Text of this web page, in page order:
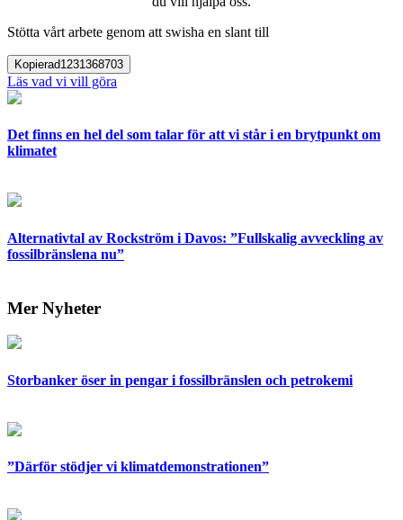
Stötta vårt arbete genom att swisha en slant till
Kopierad1231368703
Läs vad vi vill göra
Det finns en hel del som talar för att vi står i en brytpunkt om
klimatet
Alternativtal av Rockström i Davos: ”Fullskalig avveckling av
fossilbränslena nu”
Mer Nyheter
Storbanker öser in pengar i fossilbränslen och petrokemi
”Därför stödjer vi klimatdemonstrationen”